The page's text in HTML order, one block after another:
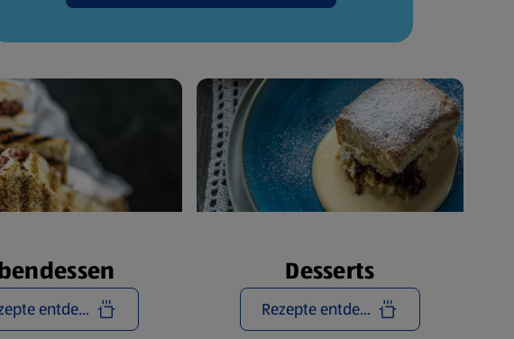
Rezepte entdecken
Desserts
Rezepte entdecken